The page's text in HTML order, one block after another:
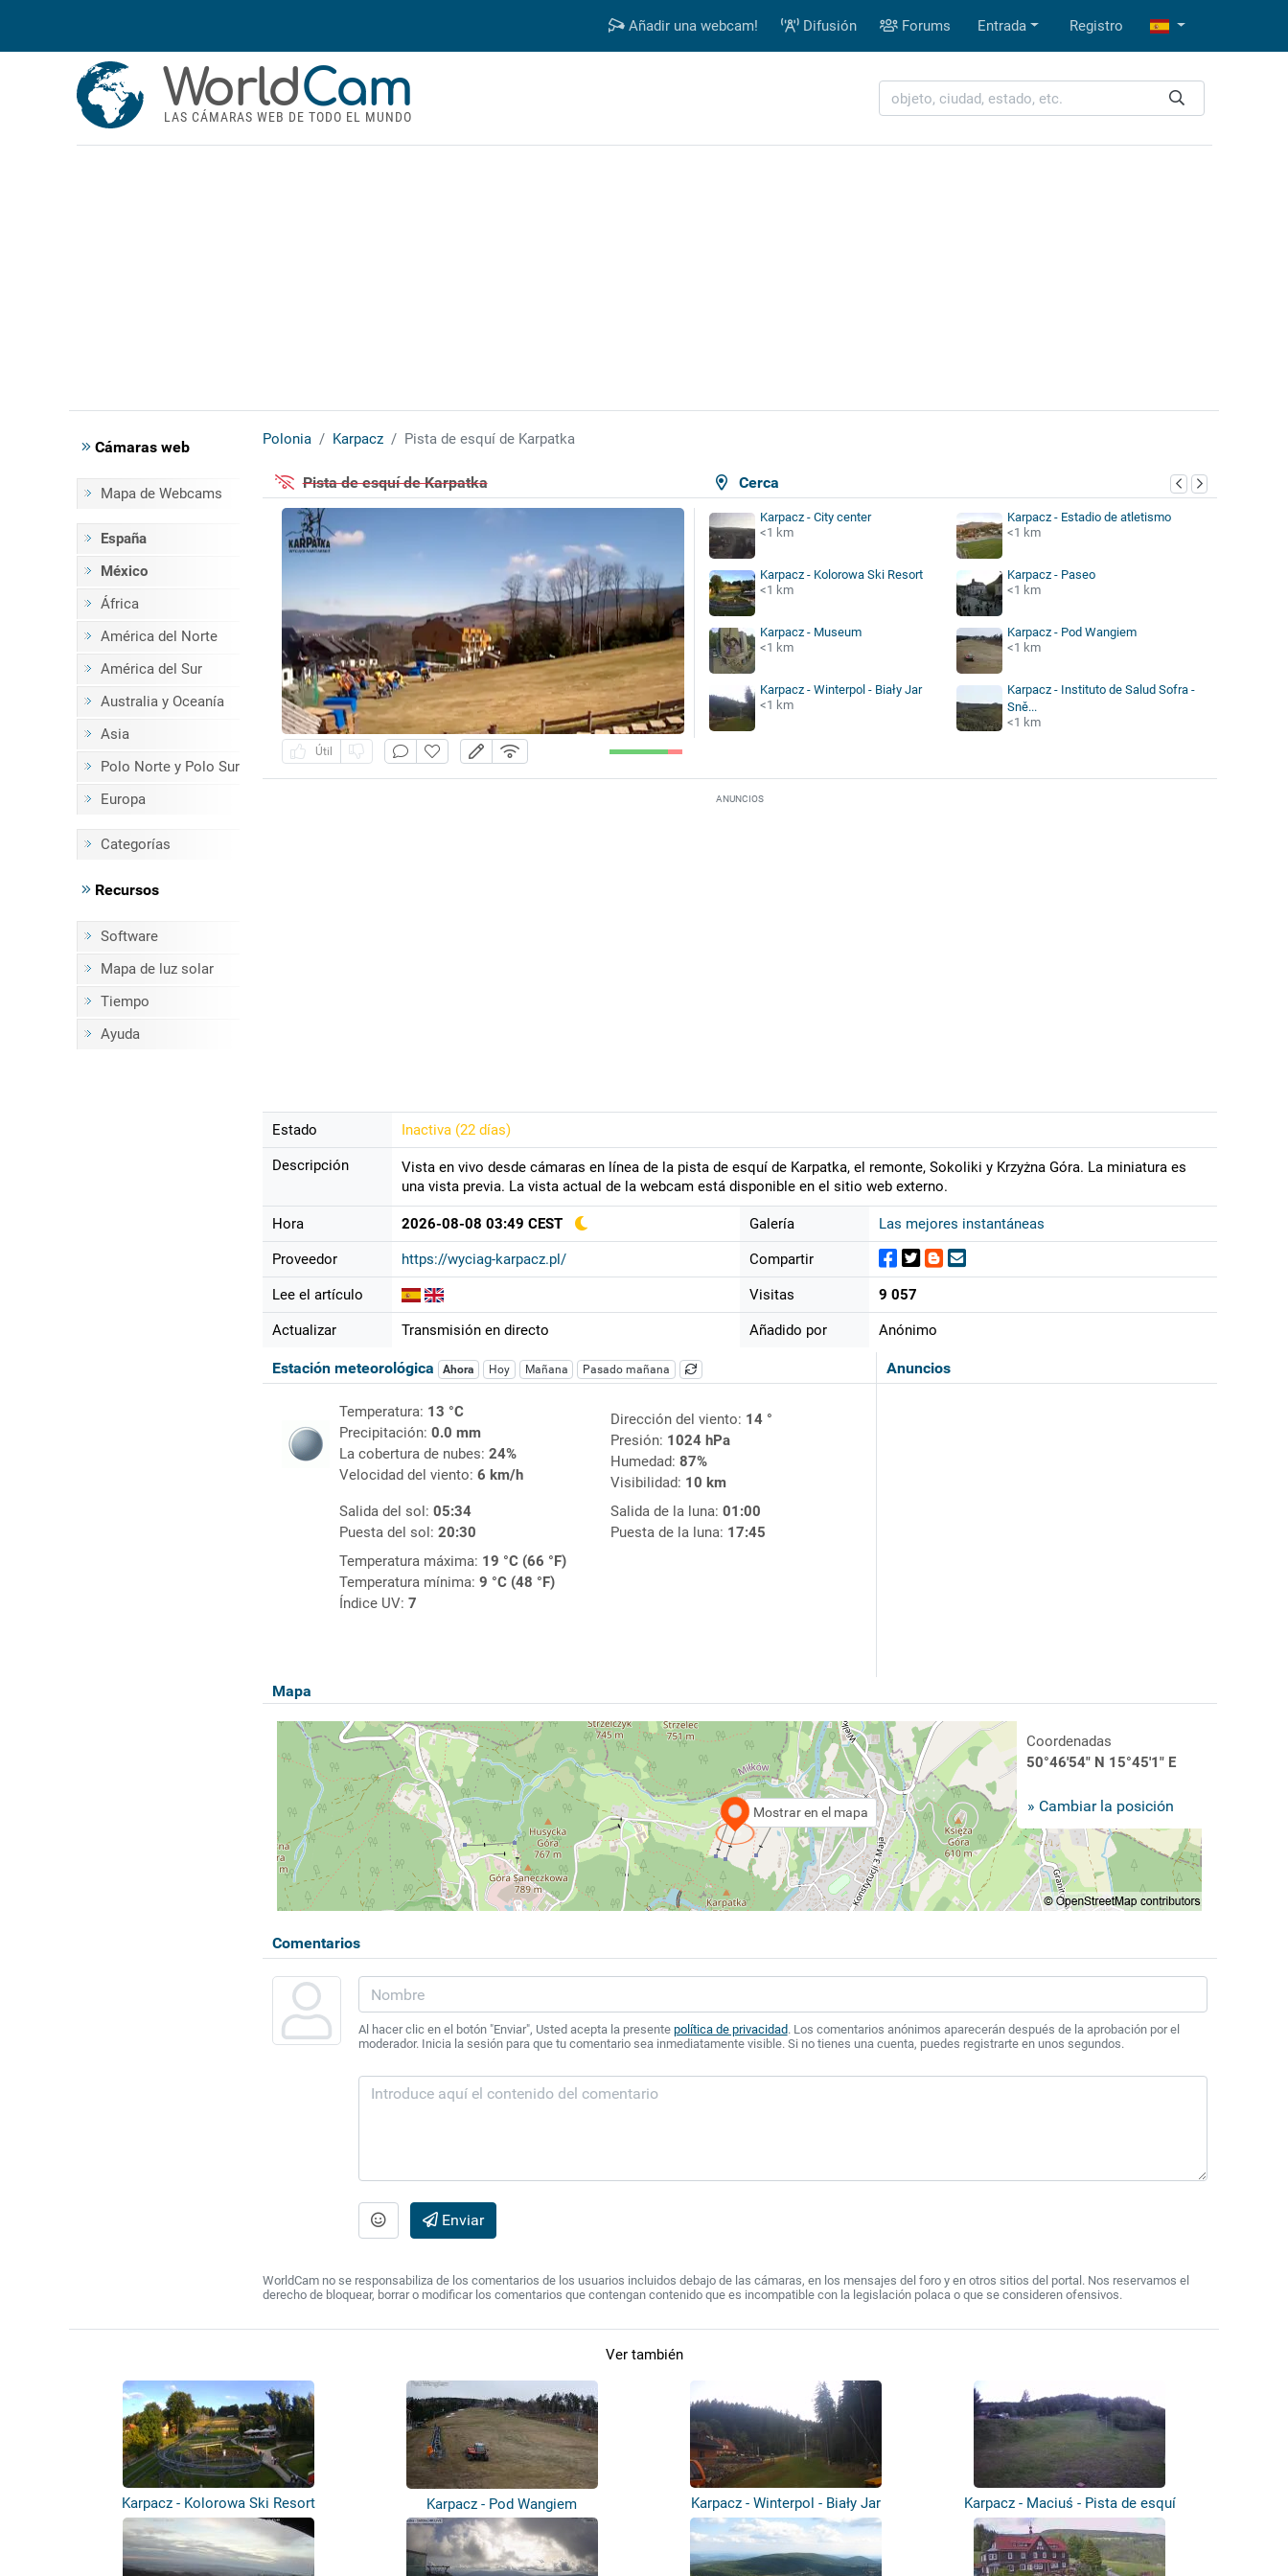
Añadir una webcam! Difusión Forums Entrada Registro
WorldCam
LAS CÁMARAS WEB DE TODO EL MUNDO
Cámaras web
Mapa de Webcams
España
México
África
América del Norte
América del Sur
Australia y Oceanía
Asia
Polo Norte y Polo Sur
Europa
Categorías
Recursos
Software
Mapa de luz solar
Tiempo
Ayuda
Polonia Karpacz Pista de esquí de Karpatka
Cerca
Pista de esquí de Karpatka
Útil
Karpacz - City center
<1 km
Karpacz - Estadio de atletismo
<1 km
Karpacz - Kolorowa Ski Resort
<1 km
Karpacz - Paseo
<1 km
Karpacz - Museum
<1 km
Karpacz - Pod Wangiem
<1 km
Karpacz - Winterpol - Biały Jar
<1 km
Karpacz - Instituto de Salud Sofra -
Sně...
<1 km
ANUNCIOS
Estado Inactiva (22 días)
Descripción
Vista en vivo desde cámaras en línea de la pista de esquí de Karpatka, el remonte, Sokoliki y Krzyżna Góra. La miniatura es
una vista previa. La vista actual de la webcam está disponible en el sitio web externo.
Hora 2026-08-08 03:49 CEST
Proveedor https://wyciag-karpacz.pl/
Lee el artículo
Actualizar Transmisión en directo
Galería Las mejores instantáneas
Compartir
Visitas 9 057
Añadido por Anónimo
Anuncios
Estación meteorológica Ahora Hoy Mañana Pasado mañana
Temperatura: 13 °C
Precipitación: 0.0 mm
La cobertura de nubes: 24%
Velocidad del viento: 6 km/h
Dirección del viento: 14 °
Presión: 1024 hPa
Humedad: 87%
Visibilidad: 10 km
Salida del sol: 05:34
Puesta del sol: 20:30
Salida de la luna: 01:00
Puesta de la luna: 17:45
Temperatura máxima: 19 °C (66 °F)
Temperatura mínima: 9 °C (48 °F)
Índice UV: 7
Mapa
Mostrar en el mapa
Coordenadas
50°46'54" N 15°45'1" E
» Cambiar la posición
Comentarios
Al hacer clic en el botón "Enviar", Usted acepta la presente política de privacidad. Los comentarios anónimos aparecerán después de la aprobación por el
moderador. Inicia la sesión para que tu comentario sea inmediatamente visible. Si no tienes una cuenta, puedes registrarte en unos segundos.
Enviar
WorldCam no se responsabiliza de los comentarios de los usuarios incluidos debajo de las cámaras, en los mensajes del foro y en otros sitios del portal. Nos reservamos el
derecho de bloquear, borrar o modificar los comentarios que contengan contenido que es incompatible con la legislación polaca o que se consideren ofensivos.
Ver también
Karpacz - Kolorowa Ski Resort Karpacz - Pod Wangiem Karpacz - Winterpol - Biały Jar Karpacz - Maciuś - Pista de esquí